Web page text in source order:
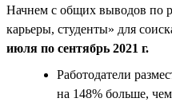
Начнем с общих выводов по
карьеры, студенты» для
июля по сентябрь 2021 г.
Работодатели
на 148% больше,